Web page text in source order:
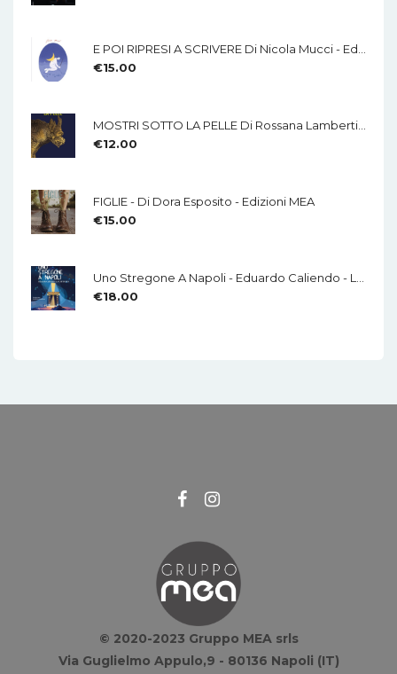
€15.00
€12.00
FIGLIE - Di Dora Esposito - Edizioni MEA
€15.00
€18.00
© 2020-2023 Gruppo MEA srls
Via Guglielmo Appulo,9 - 80136 Napoli (IT)